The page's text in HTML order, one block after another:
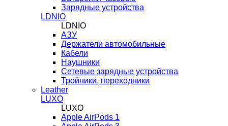
Зарядные устройства
LDNIO
LDNIO
АЗУ
Держатели автомобильные
Кабели
Наушники
Сетевые зарядные устройства
Тройники, переходники
Leather
LUXO
LUXO
Apple AirPods 1